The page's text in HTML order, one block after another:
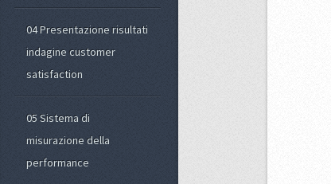
04 Presentazione risultati
indagine customer
satisfaction
05 Sistema di
misurazione della
performance